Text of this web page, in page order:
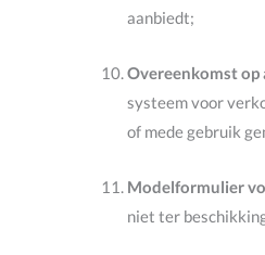
aanbiedt;
Overeenkomst op
systeem voor
of mede gebruik
Modelformulier
niet ter